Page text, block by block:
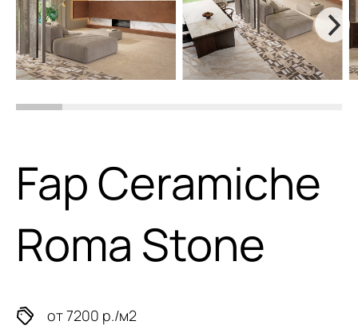
Fap Ceramiche
Roma Stone
от 7200 р./м2